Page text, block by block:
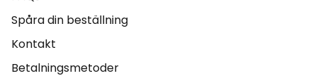
Spåra din beställning
Kontakt
Betalningsmetoder